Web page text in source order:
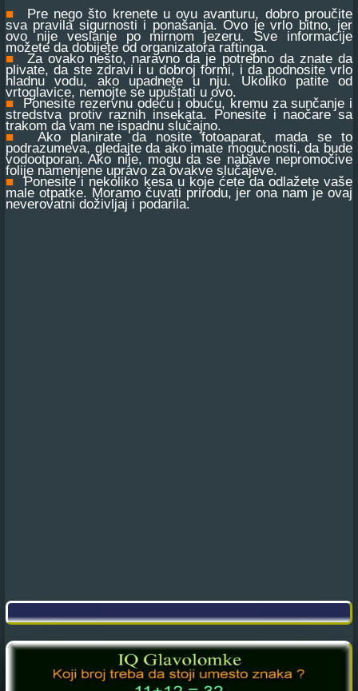
■
Pre nego što krenete u ovu avanturu, dobro proučite
sva pravila sigurnosti i ponašanja. Ovo je vrlo bitno, jer
ovo nije veslanje po mirnom jezeru. Sve informacije
možete da dobijete od organizatora raftinga.
■ Za ovako nešto, naravno da je potrebno da znate da
plivate, da ste zdravi i u dobroj formi, i da podnosite vrlo
hladnu vodu, ako upadnete u nju. Ukoliko patite od
vrtoglavice, nemojte se upuštati u ovo.
■ Ponesite rezervnu odeću i obuću, kremu za sunčanje i
stredstva protiv raznih insekata. Ponesite i naočare sa
trakom da vam ne ispadnu slučajno.
■ Ako planirate da nosite fotoaparat, mada se to
podrazumeva, gledajte da ako imate mogućnosti, da bude
vodootporan. Ako nije, mogu da se nabave nepromočive
folije namenjene upravo za ovakve slučajeve.
■ Ponesite i nekoliko kesa u koje ćete da odlažete vaše
male otpatke. Moramo čuvati prirodu, jer ona nam je ovaj
neverovatni doživljaj i podarila.